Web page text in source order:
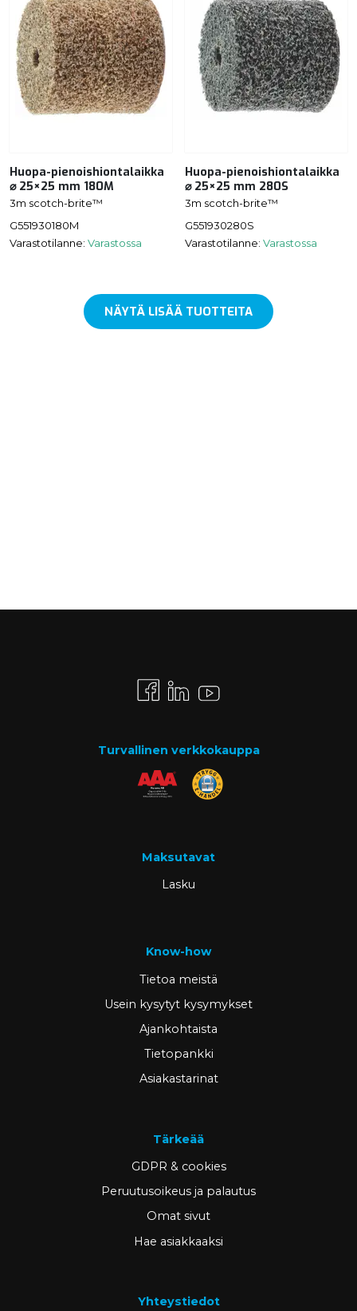
Huopa-pienoishiontalaikka
⌀ 25×25 mm 180M
3m scotch-brite™
G551930180M
Varastotilanne: Varastossa
Huopa-pienoishiontalaikka
⌀ 25×25 mm 280S
3m scotch-brite™
G551930280S
Varastotilanne: Varastossa
NÄYTÄ LISÄÄ TUOTTEITA
Turvallinen verkkokauppa
Maksutavat
Lasku
Know-how
Tietoa meistä
Usein kysytyt kysymykset
Ajankohtaista
Tietopankki
Asiakastarinat
Tärkeää
GDPR & cookies
Peruutusoikeus ja palautus
Omat sivut
Hae asiakkaaksi
Yhteystiedot